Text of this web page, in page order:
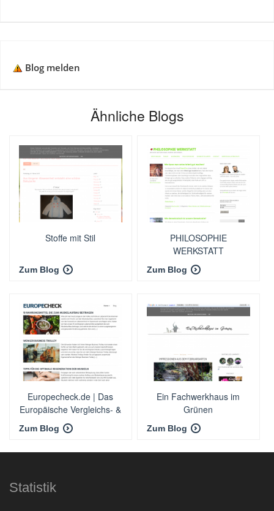
Blog melden
Ähnliche Blogs
Stoffe mit Stil
Zum Blog
PHILOSOPHIE
WERKSTATT
Zum Blog
Europecheck.de | Das
Europäische Vergleichs- &
Ratgeber-Portal!
Zum Blog
Ein Fachwerkhaus im
Grünen
Zum Blog
Statistik